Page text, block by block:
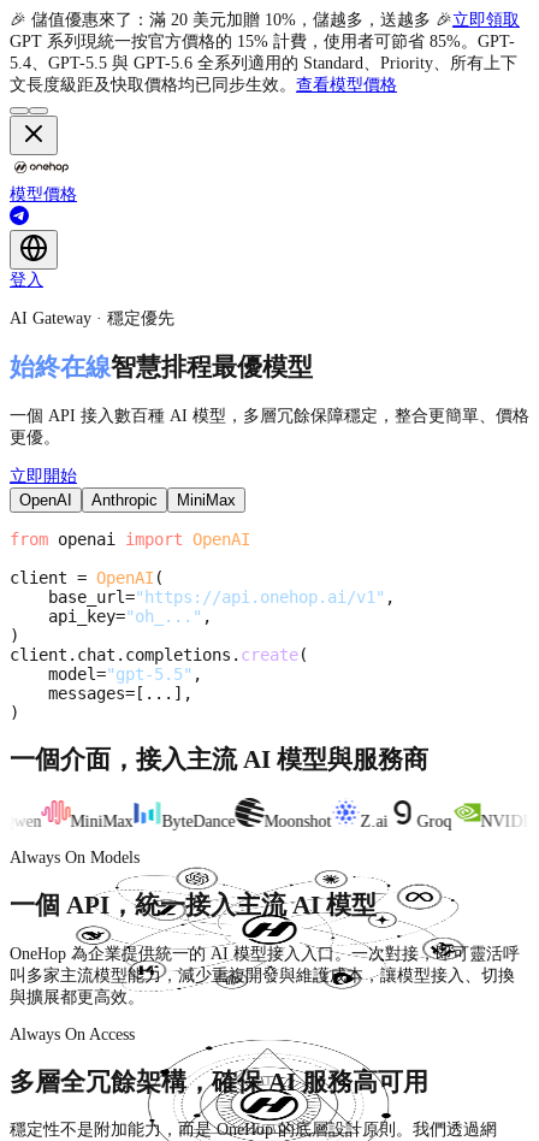
🎉 儲值優惠來了：滿 20 美元加贈 10%，儲越多，送越多 🎉立即領取
GPT 系列現統一按官方價格的 15% 計費，使用者可節省 85%。GPT-
5.4、GPT-5.5 與 GPT-5.6 全系列適用的 Standard、Priority、所有上下
文長度級距及快取價格均已同步生效。 查看模型價格
模型價格
登入
AI Gateway · 穩定優先
始終在線智慧排程最優模型
一個 API 接入數百種 AI 模型，多層冗餘保障穩定，整合更簡單、價格
更優。
立即開始
OpenAI
Anthropic MiniMax
from openai import OpenAI
client = OpenAI (
base_url="https://api.onehop.ai/v1" ,
api_key="oh_..." ,
)
client . chat . completions . create(
model="gpt-5.5" ,
messages= [ . . . ] ,
)
一個介面，接入主流 AI 模型與服務商
MiniMax ByteDance Moonshot Z.ai Groq
NVIDIA
Always On Models
一個 API，統一接入主流 AI 模型
OneHop 為企業提供統一的 AI 模型接入入口。一次對接，即可靈活呼
叫多家主流模型能力，減少重複開發與維護成本，讓模型接入、切換
與擴展都更高效。
Always On Access
多層全冗餘架構，確保 AI 服務高可用
穩定性不是附加能力，而是 OneHop 的底層設計原則。我們透過網